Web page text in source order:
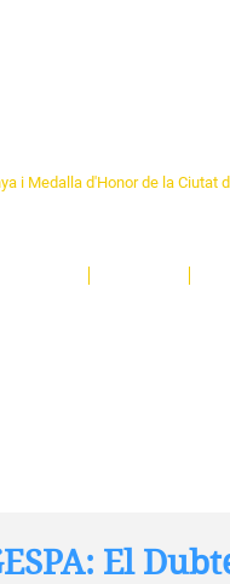
i Medalla d'Honor de la Ciutat
El